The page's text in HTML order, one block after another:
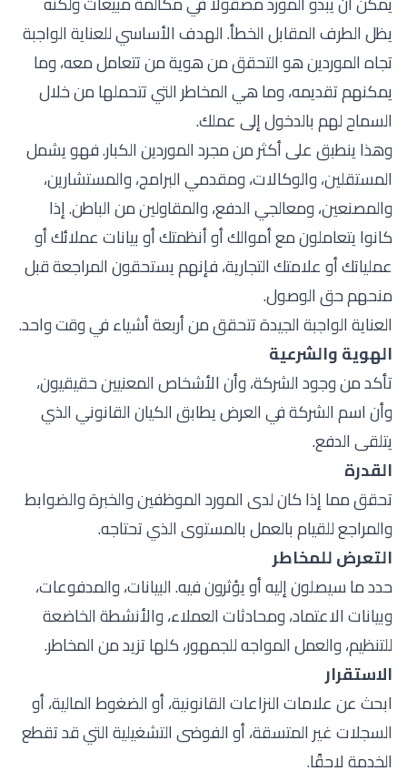
يظل الطرف المقابل الخطأ. الهدف الأساسي للعناية الواجبة
تجاه الموردين هو التحقق من هوية من تتعامل معه، وما
يمكنهم تقديمه، وما هي المخاطر التي تتحملها من خلال
السماح لهم بالدخول إلى عملك.
وهذا ينطبق على أكثر من مجرد الموردين الكبار. فهو يشمل
المستقلين، والوكالات، ومقدمي البرامج، والمستشارين،
والمصنعين، ومعالجي الدفع، والمقاولين من الباطن. إذا
كانوا يتعاملون مع أموالك أو أنظمتك أو بيانات عملائك أو
عملياتك أو علامتك التجارية، فإنهم يستحقون المراجعة قبل
منحهم حق الوصول.
العناية الواجبة الجيدة تتحقق من أربعة أشياء في وقت واحد.
الهوية والشرعية
تأكد من وجود الشركة، وأن الأشخاص المعنيين حقيقيون،
وأن اسم الشركة في العرض يطابق الكيان القانوني الذي
يتلقى الدفع.
القدرة
تحقق مما إذا كان لدى المورد الموظفين والخبرة والضوابط
والمراجع للقيام بالعمل بالمستوى الذي تحتاجه.
التعرض للمخاطر
حدد ما سيصلون إليه أو يؤثرون فيه. البيانات، والمدفوعات،
وبيانات الاعتماد، ومحادثات العملاء، والأنشطة الخاضعة
للتنظيم، والعمل المواجه للجمهور، كلها تزيد من المخاطر.
الاستقرار
ابحث عن علامات النزاعات القانونية، أو الضغوط المالية، أو
السجلات غير المتسقة، أو الفوضى التشغيلية التي قد تقطع
الخدمة لاحقًا.